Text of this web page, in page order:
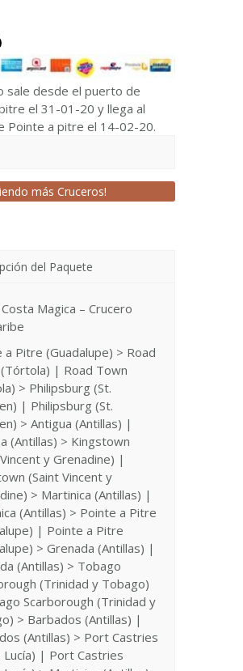
sale desde el puerto de
el 31-01-20 y llega al
Pointe a pitre el 14-02-20.
más Cruceros!
del Paquete
Magica – Crucero
a Pitre (Guadalupe) > Road
| Road Town
> Philipsburg (St.
| Philipsburg (St.
> Antigua (Antillas) |
(Antillas) > Kingstown
y Grenadine) |
(Saint Vincent y
> Martinica (Antillas) |
(Antillas) > Pointe a Pitre
| Pointe a Pitre
> Grenada (Antillas) |
(Antillas) > Tobago
(Trinidad y Tobago)
Scarborough (Trinidad y
> Barbados (Antillas) |
(Antillas) > Port Castries
Lucía) | Port Castries